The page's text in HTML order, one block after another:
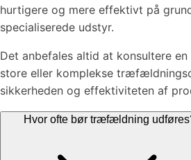
hurtigere og mere effektivt på
specialiserede udstyr.
Det anbefales altid at konsultere
store eller komplekse
sikkerheden og effektiviteten af
Hvor ofte bør træfældning